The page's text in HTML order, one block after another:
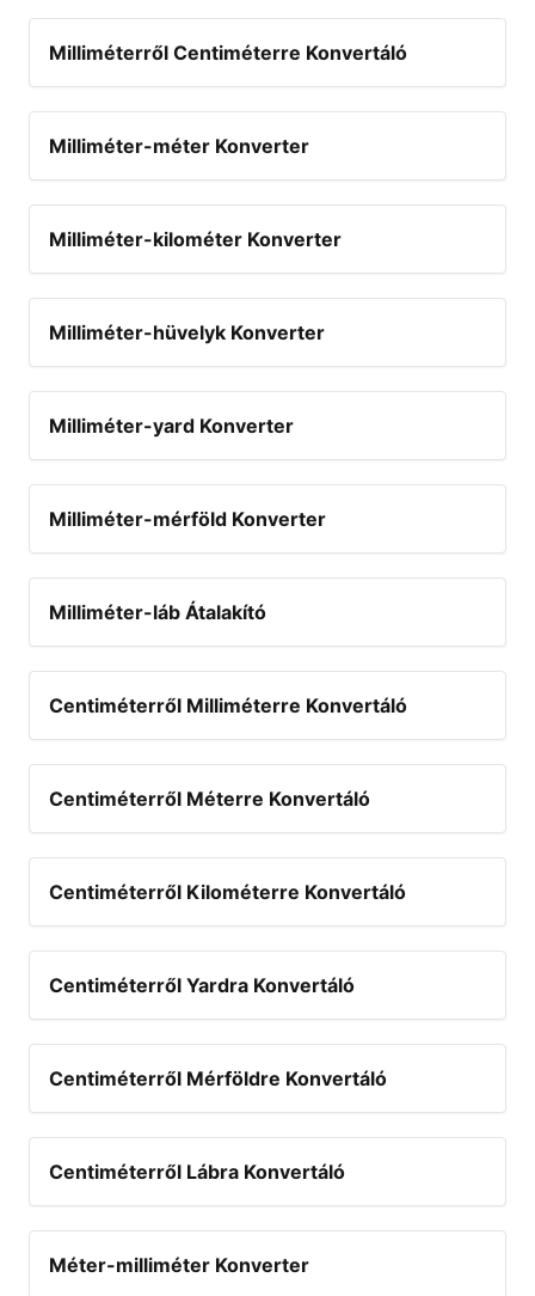
Milliméterről Centiméterre Konvertáló
Milliméter-méter Konverter
Milliméter-kilométer Konverter
Milliméter-hüvelyk Konverter
Milliméter-yard Konverter
Milliméter-mérföld Konverter
Milliméter-láb Átalakító
Centiméterről Milliméterre Konvertáló
Centiméterről Méterre Konvertáló
Centiméterről Kilométerre Konvertáló
Centiméterről Yardra Konvertáló
Centiméterről Mérföldre Konvertáló
Centiméterről Lábra Konvertáló
Méter-milliméter Konverter